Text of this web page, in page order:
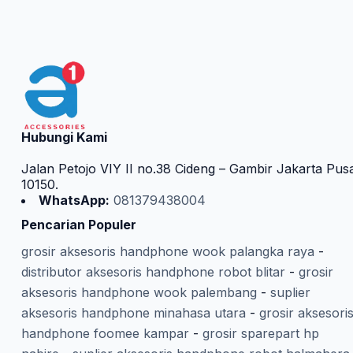
Hubungi Kami
Jalan Petojo VIY II no.38 Cideng – Gambir Jakarta
10150.
WhatsApp: 081379438004
Pencarian Populer
grosir aksesoris handphone wook palangka raya -
distributor aksesoris handphone robot blitar- grosir
aksesoris handphone wook palembang - suplier
aksesoris handphone minahasa utara - grosir aksesoris
handphone foomee kampar- grosir sparepart hp